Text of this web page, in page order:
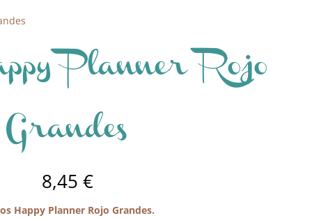
Planner Rojo
Grandes
8,45€
Happy Planner Rojo Grandes.